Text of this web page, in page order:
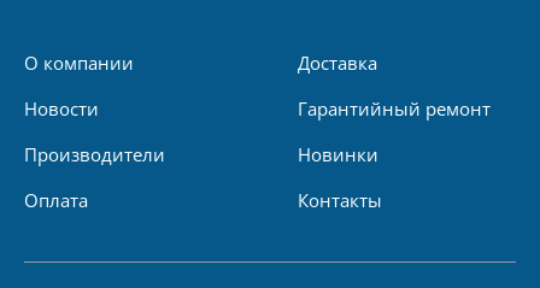
О компании
Новости
Производители
Оплата
Доставка
Гарантийный ремонт
Новинки
Контакты